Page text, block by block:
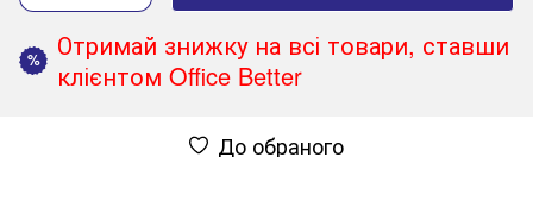
%
Отримай знижку на всі товари, ставши
клієнтом Office Better
До обраного